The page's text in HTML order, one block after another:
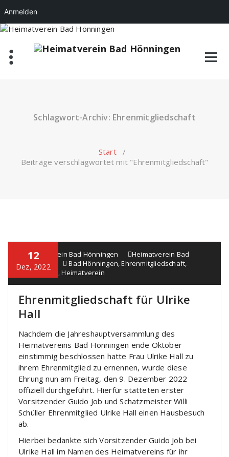
Anmelden
Zum
springen
Schlagwort-Archiv: Ehrenmitgliedschaft
Start/
Beiträge verschlagwortet mit "Ehrenmitgliedschaft"
12
Dez, 2022
Heimatverein Bad Hönningen
Heimatverein Bad
Hönningen
Bad Hönningen,Ehrenmitgliedschaft,
Engagement ,Heimatverein
Ehrenmitgliedschaft für Ulrike
Hall
Nachdem die Jahreshauptversammlung des
Heimatvereins Bad Hönningen ende Oktober
einstimmig beschlossen hatte Frau Ulrike Hall zu
ihrem Ehrenmitglied zu ernennen, wurde diese
Ehrung nun am Freitag, den 9. Dezember 2022
offiziell durchgeführt. Hierfür statteten erster
Vorsitzender Guido Job und Schatzmeister Willi
Schüller Ehrenmitglied Ulrike Hall einen Hausbesuch
ab.
Hierbei bedankte sich Vorsitzender Guido Job bei
Ulrike Hall im Namen des Heimatvereins für ihr